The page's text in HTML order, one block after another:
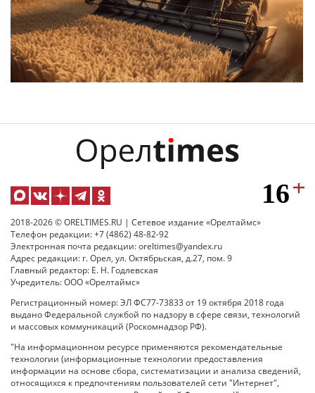
2018-2026 © ORELTIMES.RU | Сетевое издание «Орелтаймс»
Телефон редакции: +7 (4862) 48-82-92
Электронная почта редакции: oreltimes@yandex.ru
Адрес редакции: г. Орел, ул. Октябрьская, д.27, пом. 9
Главный редактор: Е. Н. Годлевская
Учредитель: ООО «Орелтаймс»
Регистрационный номер: ЭЛ ФС77-73833 от 19 октября 2018 года
выдано Федеральной службой по надзору в сфере связи, технологий
и массовых коммуникаций (Роскомнадзор РФ).
"На информационном ресурсе применяются рекомендательные
технологии (информационные технологии предоставления
информации на основе сбора, систематизации и анализа сведений,
относящихся к предпочтениям пользователей сети "Интернет",